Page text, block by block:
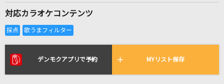
リアルタイムで歌われている曲の一覧
対応カラオケコンテンツ
デンモクアプリで予約 MYリスト保存